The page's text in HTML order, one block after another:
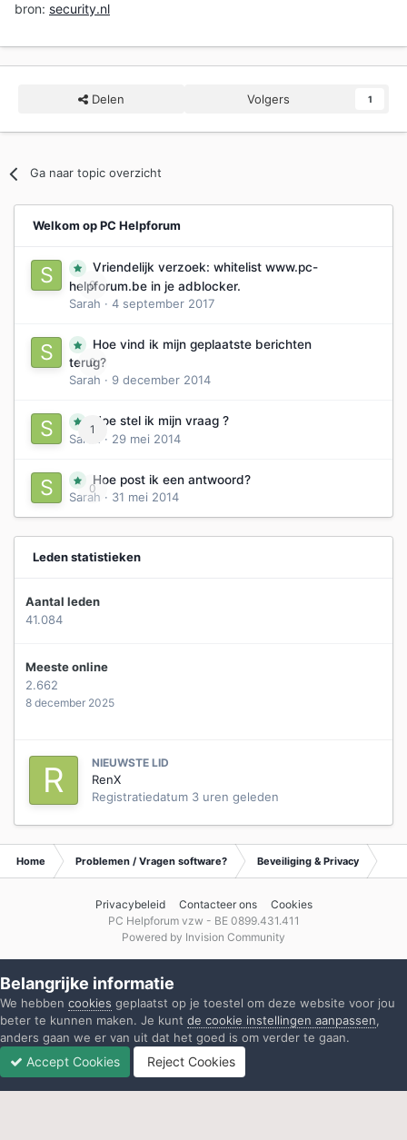
bron: security.nl
Delen Volgers 1
Ga naar topic overzicht
Welkom op PC Helpforum
0
Vriendelijk verzoek: whitelist www.pc-
helpforum.be in je adblocker.
Sarah · 4 september 2017
0
Hoe vind ik mijn geplaatste berichten
terug?
Sarah · 9 december 2014
1
Hoe stel ik mijn vraag ?
Sarah
· 29 mei 2014
0
Hoe post ik een antwoord?
Sarah · 31 mei 2014
Leden statistieken
Aantal leden
41.084
Meeste online
2.662
8 december 2025
NIEUWSTE LID
RenX
Registratiedatum 3 uren geleden
Home Problemen / Vragen software? Beveiliging & Privacy
Privacybeleid Contacteer ons
Cookies
PC Helpforum vzw - BE 0899.431.411
Powered by Invision Community
Belangrijke informatie
We hebben cookies geplaatst op je toestel om deze website voor jou
beter te kunnen maken. Je kunt de cookie instellingen aanpassen,
anders gaan we er van uit dat het goed is om verder te gaan.
Accept Cookies Reject Cookies
Ongelezen